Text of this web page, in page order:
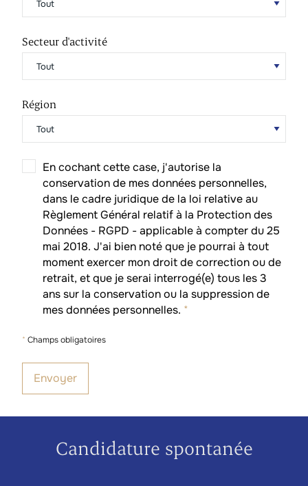
Secteur d'activité
Région
En cochant cette case, j'autorise la
conservation de mes données personnelles,
dans le cadre juridique de la loi relative au
Règlement Général relatif à la Protection des
Données - RGPD - applicable à compter du 25
mai 2018. J'ai bien noté que je pourrai à tout
moment exercer mon droit de correction ou de
retrait, et que je serai interrogé(e) tous les 3
ans sur la conservation ou la suppression de
mes données personnelles. *
* Champs obligatoires
Candidature spontanée